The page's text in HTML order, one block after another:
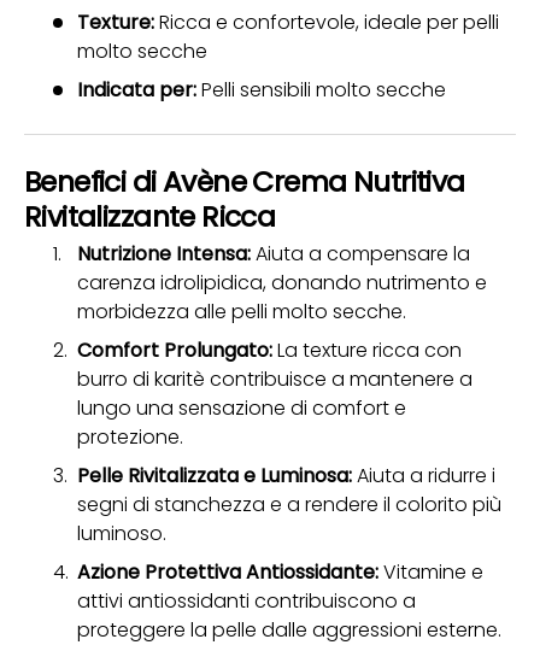
Texture:Ricca e confortevole, ideale per pelli
molto secche
Indicata per:Pelli sensibili molto secche
Benefici di Avène Crema Nutritiva
Rivitalizzante Ricca
Nutrizione Intensa:Aiuta a compensare la
carenza idrolipidica, donando nutrimento e
morbidezza alle pelli molto secche.
Comfort Prolungato:La texture ricca con
burro di karitè contribuisce a mantenere a
lungo una sensazione di comfort e
protezione.
Pelle Rivitalizzata e Luminosa:Aiuta a ridurre i
segni di stanchezza e a rendere il colorito più
luminoso.
Azione Protettiva Antiossidante:Vitamine e
attivi antiossidanti contribuiscono a
proteggere la pelle dalle aggressioni esterne.